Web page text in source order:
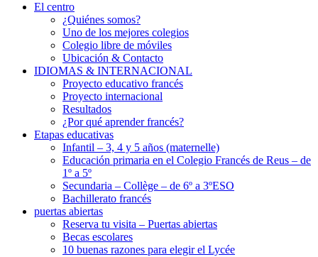
El centro
¿Quiénes somos?
Uno de los mejores colegios
Colegio libre de móviles
Ubicación & Contacto
IDIOMAS & INTERNACIONAL
Proyecto educativo francés
Proyecto internacional
Resultados
¿Por qué aprender francés?
Etapas educativas
Infantil – 3, 4 y 5 años (maternelle)
Educación primaria en el Colegio Francés de Reus – de
1º a 5º
Secundaria – Collège – de 6º a 3ºESO
Bachillerato francés
puertas abiertas
Reserva tu visita – Puertas abiertas
Becas escolares
10 buenas razones para elegir el Lycée